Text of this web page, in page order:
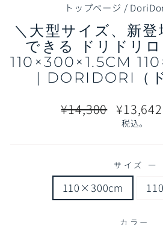
トップページ /
＼大型サイズ、新登
できる ドリドリ
110×300×1.5CM
| DORIDORI（
通
¥14,300
販
売
¥13,642
税込。
サイズ —
110×300cm
カラー